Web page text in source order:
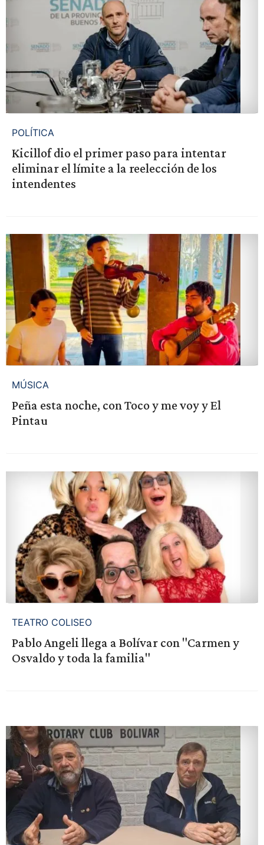
POLÍTICA
Kicillof dio el primer paso para intentar
eliminar el límite a la reelección de los
intendentes
MÚSICA
Peña esta noche, con Toco y me voy y El
Pintau
TEATRO COLISEO
Pablo Angeli llega a Bolívar con "Carmen y
Osvaldo y toda la familia"